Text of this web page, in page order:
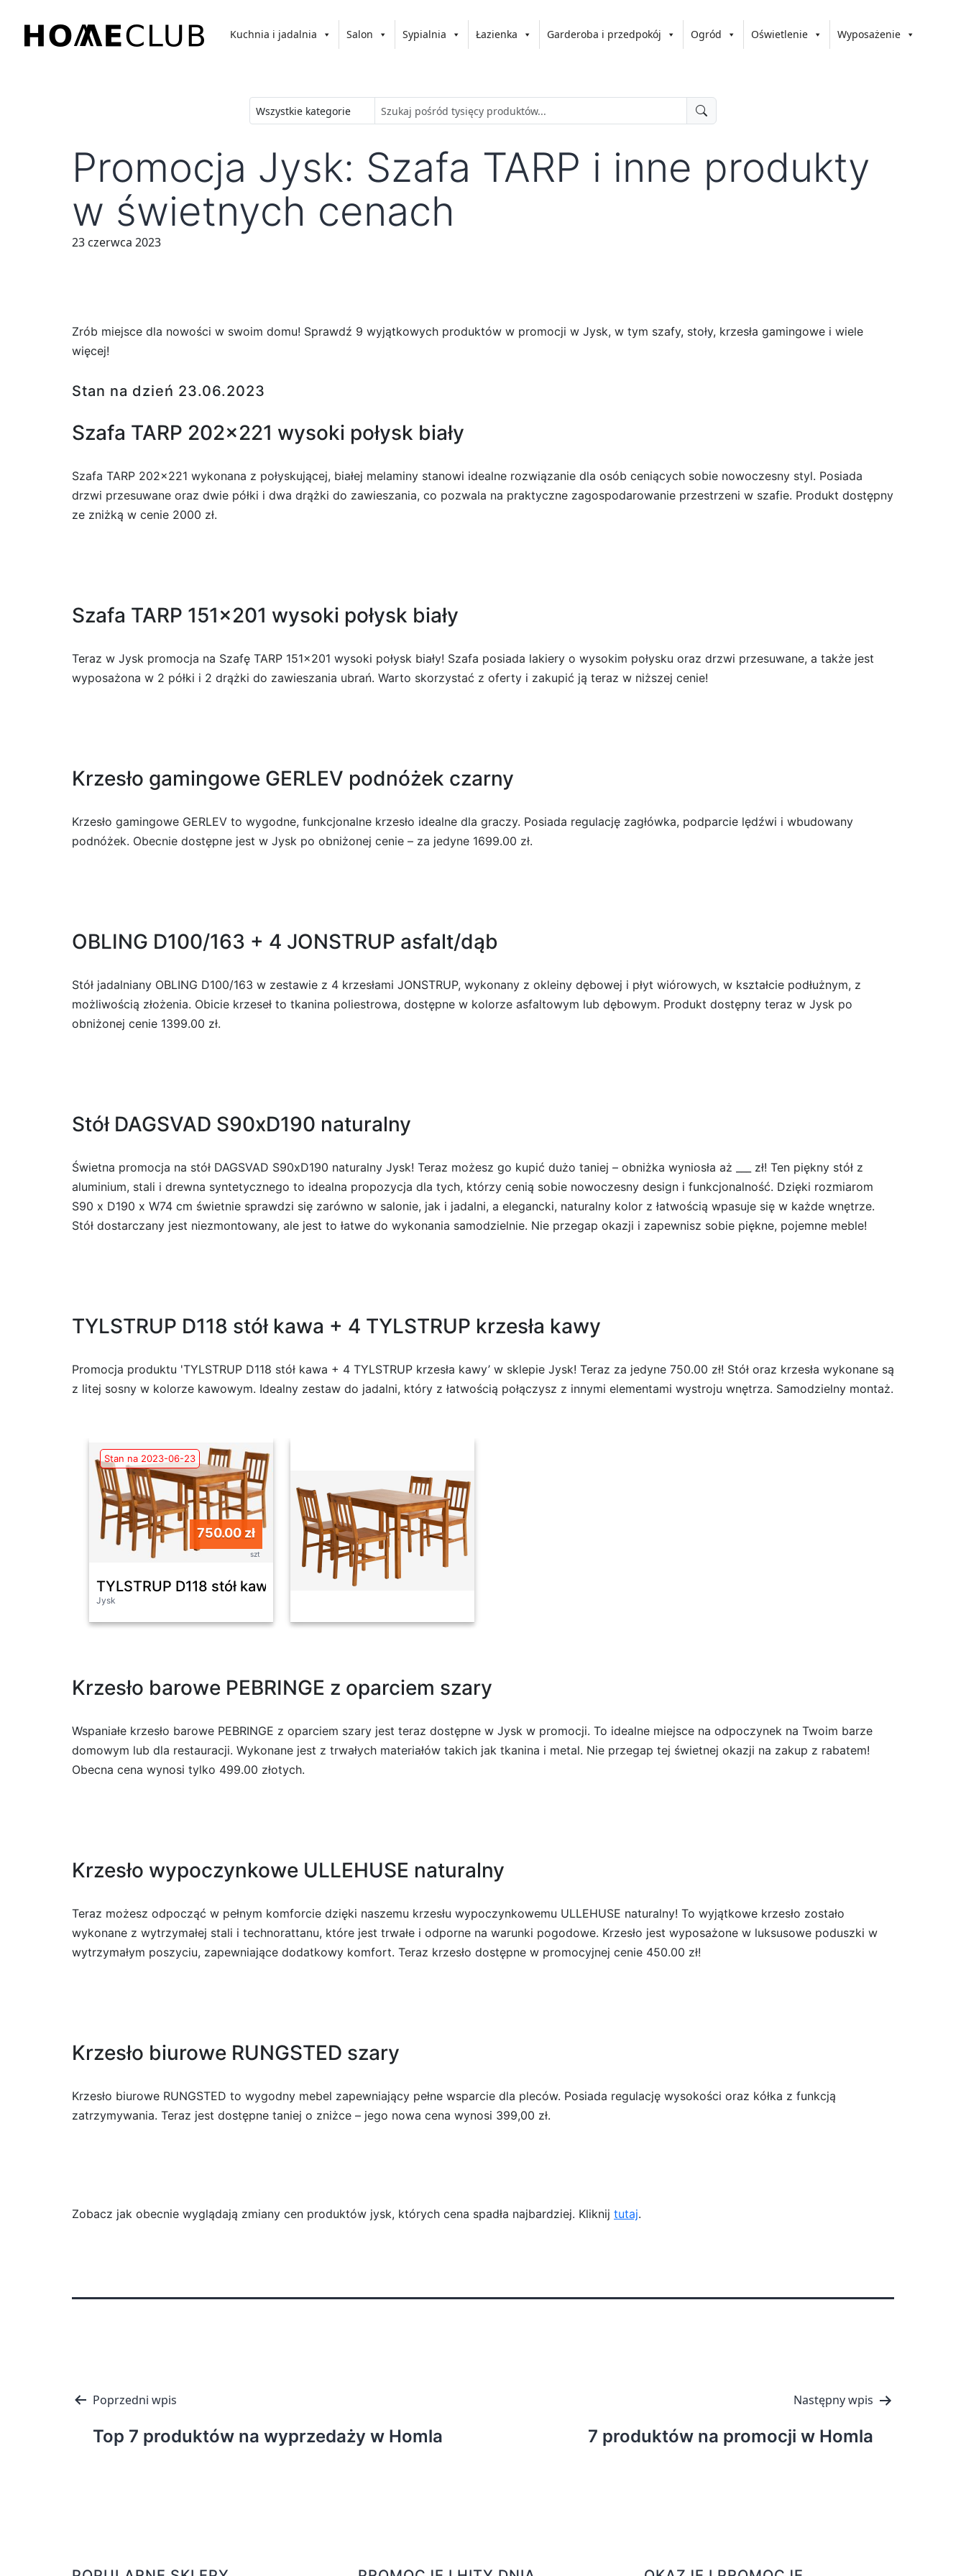
treści
Kuchnia i jadalnia Salon Sypialnia Łazienka Garderoba i przedpokój Ogród Oświetlenie Wyposażenie
Promocja Jysk: Szafa TARP i inne produkty
w świetnych cenach
23 czerwca 2023
Zrób miejsce dla nowości w swoim domu! Sprawdź 9 wyjątkowych produktów w promocji w Jysk, w tym szafy, stoły, krzesła gamingowe i wiele
więcej!
Stan na dzień 23.06.2023
Szafa TARP 202×221 wysoki połysk biały
Szafa TARP 202×221 wykonana z połyskującej, białej melaminy stanowi idealne rozwiązanie dla osób ceniących sobie nowoczesny styl. Posiada
drzwi przesuwane oraz dwie półki i dwa drążki do zawieszania, co pozwala na praktyczne zagospodarowanie przestrzeni w szafie. Produkt dostępny
ze zniżką w cenie 2000 zł.
Szafa TARP 151×201 wysoki połysk biały
Teraz w Jysk promocja na Szafę TARP 151×201 wysoki połysk biały! Szafa posiada lakiery o wysokim połysku oraz drzwi przesuwane, a także jest
wyposażona w 2 półki i 2 drążki do zawieszania ubrań. Warto skorzystać z oferty i zakupić ją teraz w niższej cenie!
Krzesło gamingowe GERLEV podnóżek czarny
Krzesło gamingowe GERLEV to wygodne, funkcjonalne krzesło idealne dla graczy. Posiada regulację zagłówka, podparcie lędźwi i wbudowany
podnóżek. Obecnie dostępne jest w Jysk po obniżonej cenie – za jedyne 1699.00 zł.
OBLING D100/163 + 4 JONSTRUP asfalt/dąb
Stół jadalniany OBLING D100/163 w zestawie z 4 krzesłami JONSTRUP, wykonany z okleiny dębowej i płyt wiórowych, w kształcie podłużnym, z
możliwością złożenia. Obicie krzeseł to tkanina poliestrowa, dostępne w kolorze asfaltowym lub dębowym. Produkt dostępny teraz w Jysk po
obniżonej cenie 1399.00 zł.
Stół DAGSVAD S90xD190 naturalny
Świetna promocja na stół DAGSVAD S90xD190 naturalny Jysk! Teraz możesz go kupić dużo taniej – obniżka wyniosła aż ___ zł! Ten piękny stół z
aluminium, stali i drewna syntetycznego to idealna propozycja dla tych, którzy cenią sobie nowoczesny design i funkcjonalność. Dzięki rozmiarom
S90 x D190 x W74 cm świetnie sprawdzi się zarówno w salonie, jak i jadalni, a elegancki, naturalny kolor z łatwością wpasuje się w każde wnętrze.
Stół dostarczany jest niezmontowany, ale jest to łatwe do wykonania samodzielnie. Nie przegap okazji i zapewnisz sobie piękne, pojemne meble!
TYLSTRUP D118 stół kawa + 4 TYLSTRUP krzesła kawy
Promocja produktu 'TYLSTRUP D118 stół kawa + 4 TYLSTRUP krzesła kawy’ w sklepie Jysk! Teraz za jedyne 750.00 zł! Stół oraz krzesła wykonane są
z litej sosny w kolorze kawowym. Idealny zestaw do jadalni, który z łatwością połączysz z innymi elementami wystroju wnętrza. Samodzielny montaż.
Stan na 2023-06-23
750.00 zł
szt
TYLSTRUP D118 stół kawa + 4 TYLSTRUP krzesła kawy
Jysk
Krzesło barowe PEBRINGE z oparciem szary
Wspaniałe krzesło barowe PEBRINGE z oparciem szary jest teraz dostępne w Jysk w promocji. To idealne miejsce na odpoczynek na Twoim barze
domowym lub dla restauracji. Wykonane jest z trwałych materiałów takich jak tkanina i metal. Nie przegap tej świetnej okazji na zakup z rabatem!
Obecna cena wynosi tylko 499.00 złotych.
Krzesło wypoczynkowe ULLEHUSE naturalny
Teraz możesz odpocząć w pełnym komforcie dzięki naszemu krzesłu wypoczynkowemu ULLEHUSE naturalny! To wyjątkowe krzesło zostało
wykonane z wytrzymałej stali i technorattanu, które jest trwałe i odporne na warunki pogodowe. Krzesło jest wyposażone w luksusowe poduszki w
wytrzymałym poszyciu, zapewniające dodatkowy komfort. Teraz krzesło dostępne w promocyjnej cenie 450.00 zł!
Krzesło biurowe RUNGSTED szary
Krzesło biurowe RUNGSTED to wygodny mebel zapewniający pełne wsparcie dla pleców. Posiada regulację wysokości oraz kółka z funkcją
zatrzymywania. Teraz jest dostępne taniej o zniżce – jego nowa cena wynosi 399,00 zł.
Zobacz jak obecnie wyglądają zmiany cen produktów jysk, których cena spadła najbardziej. Kliknij tutaj.
Nawigacja
wpisu
Poprzedni wpis
Top 7 produktów na wyprzedaży w Homla
Następny wpis
7 produktów na promocji w Homla